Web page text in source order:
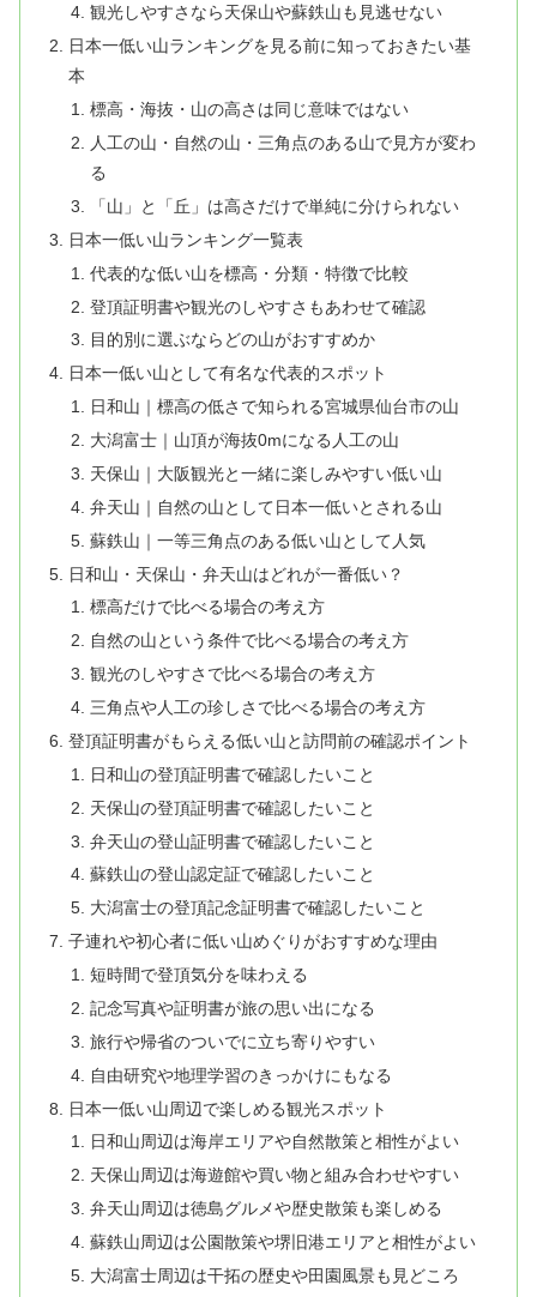
観光しやすさなら天保山や蘇鉄山も見逃せない
日本一低い山ランキングを見る前に知っておきたい基
本
標高・海抜・山の高さは同じ意味ではない
人工の山・自然の山・三角点のある山で見方が変わ
る
「山」と「丘」は高さだけで単純に分けられない
日本一低い山ランキング一覧表
代表的な低い山を標高・分類・特徴で比較
登頂証明書や観光のしやすさもあわせて確認
目的別に選ぶならどの山がおすすめか
日本一低い山として有名な代表的スポット
日和山｜標高の低さで知られる宮城県仙台市の山
大潟富士｜山頂が海抜0mになる人工の山
天保山｜大阪観光と一緒に楽しみやすい低い山
弁天山｜自然の山として日本一低いとされる山
蘇鉄山｜一等三角点のある低い山として人気
日和山・天保山・弁天山はどれが一番低い？
標高だけで比べる場合の考え方
自然の山という条件で比べる場合の考え方
観光のしやすさで比べる場合の考え方
三角点や人工の珍しさで比べる場合の考え方
登頂証明書がもらえる低い山と訪問前の確認ポイント
日和山の登頂証明書で確認したいこと
天保山の登頂証明書で確認したいこと
弁天山の登山証明書で確認したいこと
蘇鉄山の登山認定証で確認したいこと
大潟富士の登頂記念証明書で確認したいこと
子連れや初心者に低い山めぐりがおすすめな理由
短時間で登頂気分を味わえる
記念写真や証明書が旅の思い出になる
旅行や帰省のついでに立ち寄りやすい
自由研究や地理学習のきっかけにもなる
日本一低い山周辺で楽しめる観光スポット
日和山周辺は海岸エリアや自然散策と相性がよい
天保山周辺は海遊館や買い物と組み合わせやすい
弁天山周辺は徳島グルメや歴史散策も楽しめる
蘇鉄山周辺は公園散策や堺旧港エリアと相性がよい
大潟富士周辺は干拓の歴史や田園風景も見どころ